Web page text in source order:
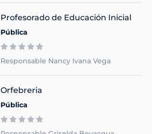
Profesorado de Educación Inicial
Pública
Responsable Nancy Ivana Vega
Orfebreria
Pública